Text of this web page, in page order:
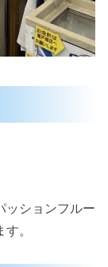
ションフルー
。